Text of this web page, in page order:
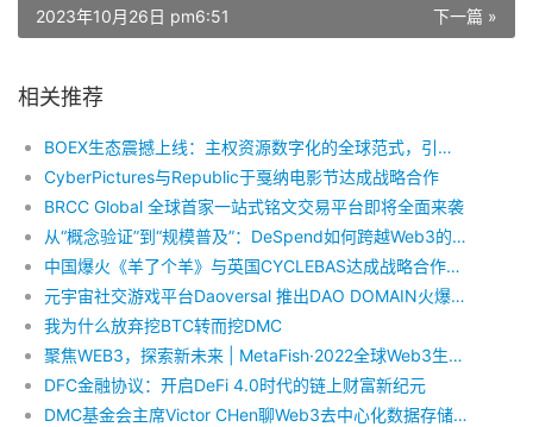
下一篇 »
2023年10月26日 pm6:51
相关推荐
BOEX生态震撼上线：主权资源数字化的全球范式，引领RWA赛道新纪元
CyberPictures与Republic于戛纳电影节达成战略合作
BRCC Global 全球首家一站式铭文交易平台即将全面来袭
从“概念验证”到“规模普及”：DeSpend如何跨越Web3的鸿沟？
中国爆火《羊了个羊》与英国CYCLEBAS达成战略合作，携手进入Token2049， 共同打造百亿游戏市场。
元宇宙社交游戏平台Daoversal 推出DAO DOMAIN火爆铸造超3万:Web3域名新里程碑
我为什么放弃挖BTC转而挖DMC
聚焦WEB3，探索新未来 | MetaFish·2022全球Web3生态启动峰会圆满落幕！
DFC金融协议：开启DeFi 4.0时代的链上财富新纪元
DMC基金会主席Victor CHen聊Web3去中心化数据存储的现状与未来